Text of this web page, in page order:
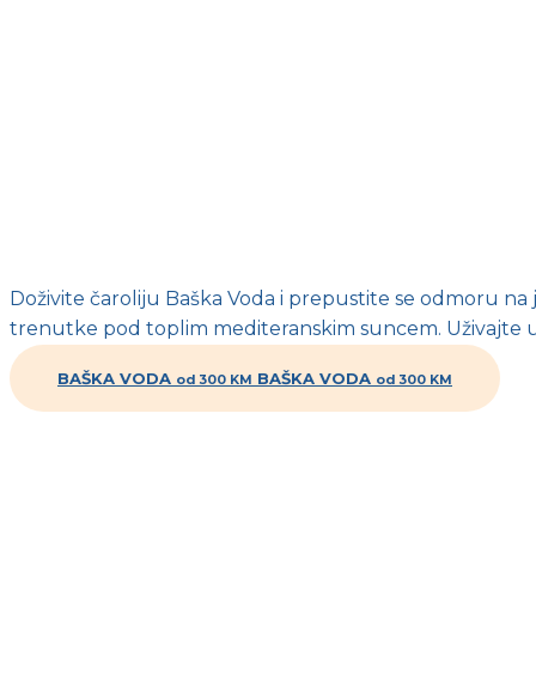
Doživite čaroliju Baška Voda i prepustite se odmoru
trenutke pod toplim mediteranskim suncem. Uživajte
BAŠKA VODA od 300 KM BAŠKA VODA od 300 KM